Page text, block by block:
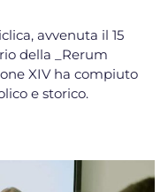
avvenuta il 15
della _Rerum
XIV ha compiuto
e storico.